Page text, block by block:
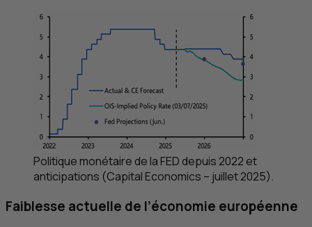
Politique monétaire de la FED depuis 2022 et
anticipations (Capital Economics – juillet 2025).
Faiblesse actuelle de l’économie européenne